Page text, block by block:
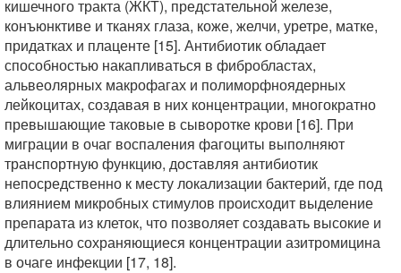
кишечного тракта (ЖКТ), предстательной железе,
конъюнктиве и тканях глаза, коже, желчи, уретре, матке,
придатках и плаценте [15]. Антибиотик обладает
способностью накапливаться в фибробластах,
альвеолярных макрофагах и полиморфноядерных
лейкоцитах, создавая в них концентрации, многократно
превышающие таковые в сыворотке крови [16]. При
миграции в очаг воспаления фагоциты выполняют
транспортную функцию, доставляя антибиотик
непосредственно к месту локализации бактерий, где под
влиянием микробных стимулов происходит выделение
препарата из клеток, что позволяет создавать высокие и
длительно сохраняющиеся концентрации азитромицина
в очаге инфекции [17, 18].